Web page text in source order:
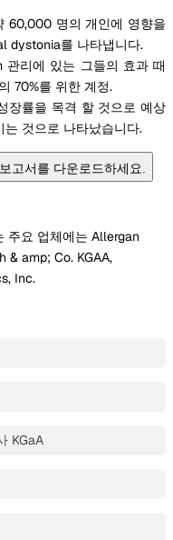
60,000 명의 개인에 영향을
dystonia를 나타냅니다.
리에 있는 그들의 효과 때
70%를 위한 계정.
장률을 목격 할 것으로 예상
것으로 나타났습니다.
고서를 다운로드하세요.
주요 업체에는 Allergan
& amp; Co. KGAA,
Inc.
KGaA